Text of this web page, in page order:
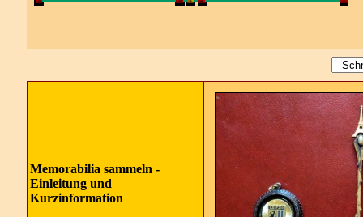
Memorabilia sammeln -
Einleitung und
Kurzinformation